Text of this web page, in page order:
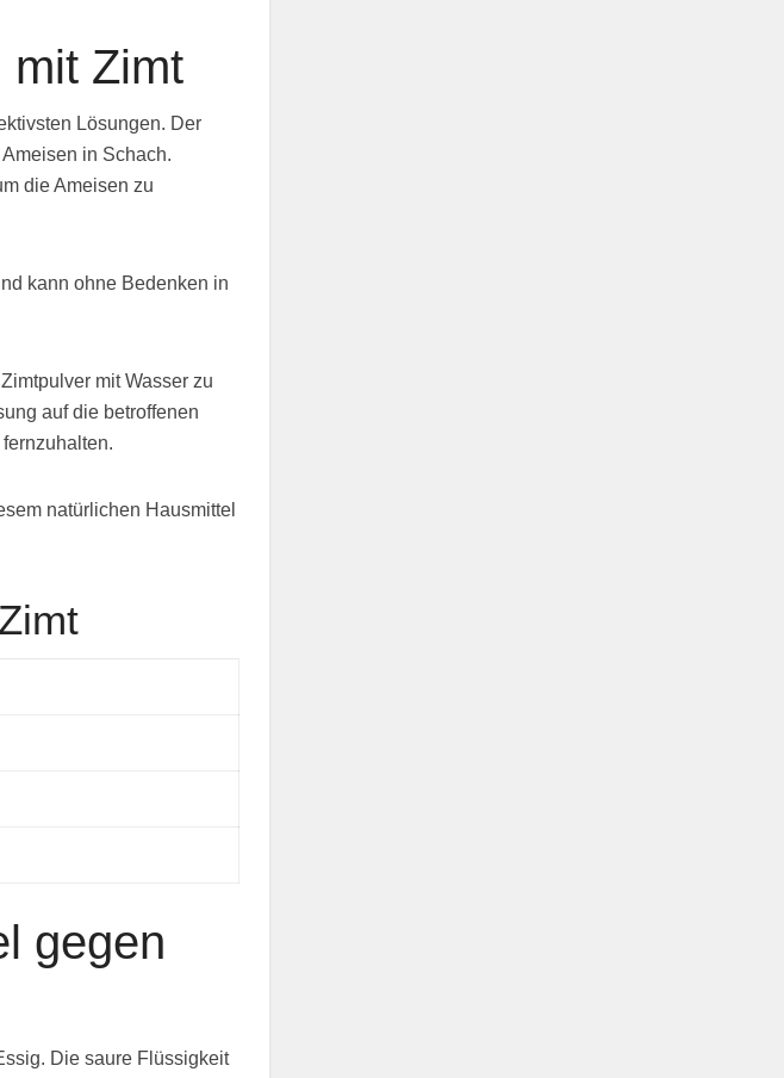
mit Zimt
Lösungen. Der
in Schach.
die Ameisen zu
kann ohne Bedenken in
mit Wasser zu
auf die betroffenen
natürlichen Hausmittel
gegen
Die saure Flüssigkeit